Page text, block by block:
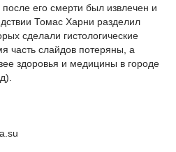
его смерти был извлечен и
Томас Харни разделил
сделали гистологические
часть слайдов потеряны, а
здоровья и медицины в городе